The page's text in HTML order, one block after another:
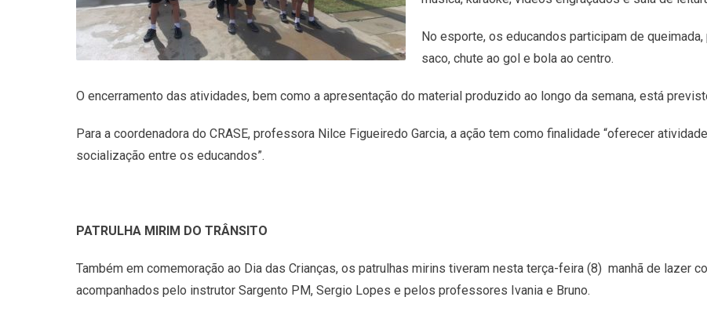
No esporte, os educandos participam de
saco, chute ao gol e bola ao centro.
O encerramento das atividades, bem como a apresentação do material produzido ao longo da semana, está
Para a coordenadora do CRASE, professora Nilce Figueiredo Garcia, a ação tem como finalidade “oferecer
socialização entre os educandos”.
PATRULHA MIRIM DO TRÂNSITO
Também em comemoração ao Dia das Crianças, os patrulhas mirins tiveram nesta terça-feira (8) manhã de lazer
acompanhados pelo instrutor Sargento PM, Sergio Lopes e pelos professores Ivania e Bruno.